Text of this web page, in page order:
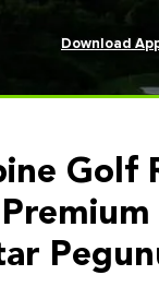
Download
Golf